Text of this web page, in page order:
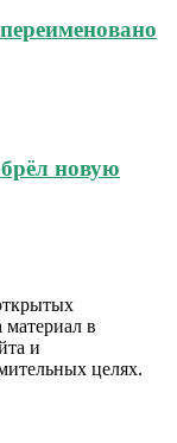
новую
в
и
целях.